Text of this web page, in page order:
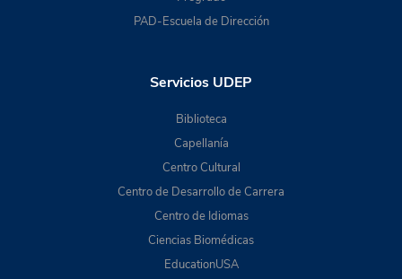
PAD-Escuela de Dirección
Servicios UDEP
Biblioteca
Capellanía
Centro Cultural
Centro de Desarrollo de Carrera
Centro de Idiomas
Ciencias Biomédicas
EducationUSA